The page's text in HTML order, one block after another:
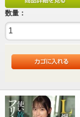
数量：